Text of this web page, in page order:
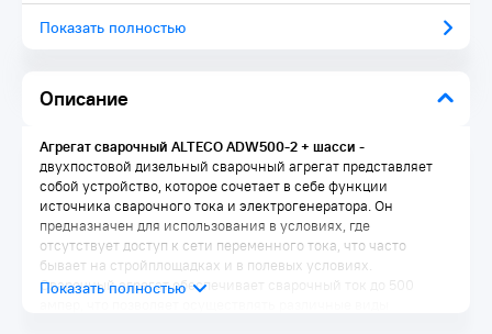
Описание
Показать полностью
Агрегат сварочный ALTECO ADW500-2 + шасси -
двухпостовой дизельный сварочный агрегат представляет
собой устройство, которое сочетает в себе функции
источника сварочного тока и электрогенератора. Он
предназначен для использования в условиях, где
отсутствует доступ к сети переменного тока, что часто
бывает на стройплощадках и в полевых условиях.
Сварочный агрегат обеспечивает сварочный ток до 500